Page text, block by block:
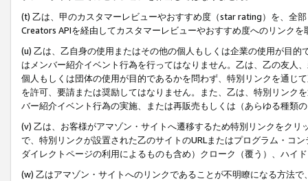
(t) 乙は、甲のカスタマーレビューやおすすめ度（star rating）を、全
Creators APIを経由してカスタマーレビューやおすすめ度へのリンクを
(u) 乙は、乙自身の使用またはその他の個人もしくは企業の使用が目
はメンバー紹介イベント行為を行ってはなりません。乙は、乙の友人
個人もしくは団体の使用が目的であるかを問わず、特別リンクを通じ
を許可、要請または奨励してはなりません。また、乙は、特別リンク
バー紹介イベント行為の実施、または再販売もしくは（あらゆる種類
(v) 乙は、お客様がアマゾン・サイトへ遷移するため特別リンクをク
で、特別リンクが設置された乙のサイトのURLまたはプログラム・コ
ダイレクトページの利用によるものも含め）クローク（覆う）、ハイ
(w) 乙はアマゾン・サイトへのリンクであることが不明瞭になる方法